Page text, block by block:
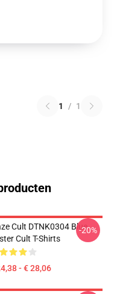
1 / 1
Cult DTNK0304 Blue
Cult T-Shirts
- € 28,06
-20%